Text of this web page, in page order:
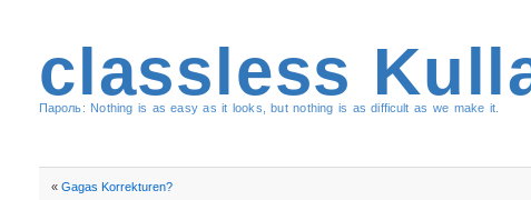
classless
Пароль: Nothing is as easy as it looks, but nothing is as difficult as we make it.
« Gagas Korrekturen?